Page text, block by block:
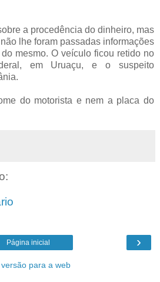
a procedência do dinheiro, mas
lhe foram passadas informações
mesmo. O veículo ficou retido no
em Uruaçu, e o suspeito
do motorista e nem a placa do
›
Página inicial
versão para a web